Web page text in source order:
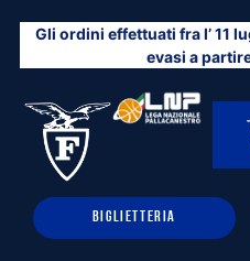
contenuto
Gli ordini effettuati fra l’ 11
evasi a
BIGLIETTERIA